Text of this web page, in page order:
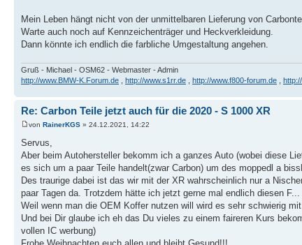
Mein Leben hängt nicht von der unmittelbaren Lieferung von
Warte auch noch auf Kennzeichenträger und Heckverkleidung.
Dann könnte ich endlich die farbliche Umgestaltung angehen.
Gruß - Michael - OSM62 - Webmaster - Admin
http://www.BMW-K.Forum.de , http://www.s1rr.de , http://www.f800-forum.de ,
Re: Carbon Teile jetzt auch für die 2020 - S 1000 XR
von RainerKGS » 24.12.2021, 14:22
Servus,
Aber beim Autohersteller bekomm ich a ganzes Auto (wobei diese
es sich um a paar Teile handelt(zwar Carbon) um des moppedl a
Des traurige dabei ist das wir mit der XR wahrscheinlich nur a
paar Tagen da. Trotzdem hätte ich jetzt gerne mal endlich diesen
Weil wenn man die OEM Koffer nutzen will wird es sehr schwierig
Und bei Dir glaube ich eh das Du vieles zu einem faireren Kurs
vollen IC werbung)